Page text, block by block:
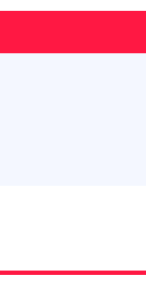
Skip